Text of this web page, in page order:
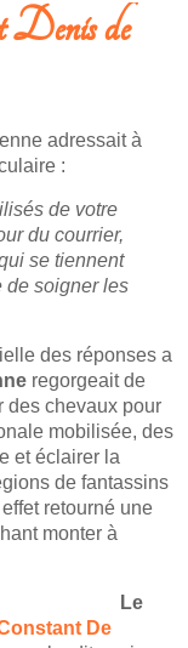
de
adressait à
:
de votre
du courrier,
se tiennent
de soigner les
des réponses a
regorgeait de
des chevaux pour
mobilisée, des
et éclairer la
de fantassins
retourné une
monter à
Le
De